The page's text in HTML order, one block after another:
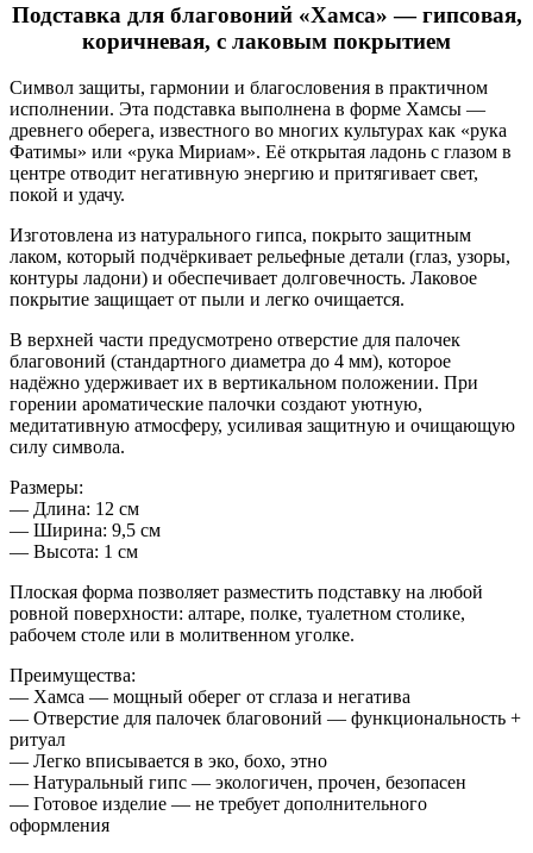
Подставка для благовоний «Хамса» — гипсовая,
коричневая, с лаковым покрытием
Символ защиты, гармонии и благословения в практичном
исполнении. Эта подставка выполнена в форме Хамсы —
древнего оберега, известного во многих культурах как «рука
Фатимы» или «рука Мириам». Её открытая ладонь с глазом в
центре отводит негативную энергию и притягивает свет,
покой и удачу.
Изготовлена из натурального гипса, покрыто защитным
лаком, который подчёркивает рельефные детали (глаз, узоры,
контуры ладони) и обеспечивает долговечность. Лаковое
покрытие защищает от пыли и легко очищается.
В верхней части предусмотрено отверстие для палочек
благовоний (стандартного диаметра до 4 мм), которое
надёжно удерживает их в вертикальном положении. При
горении ароматические палочки создают уютную,
медитативную атмосферу, усиливая защитную и очищающую
силу символа.
Размеры:
— Длина: 12 см
— Ширина: 9,5 см
— Высота: 1 см
Плоская форма позволяет разместить подставку на любой
ровной поверхности: алтаре, полке, туалетном столике,
рабочем столе или в молитвенном уголке.
Преимущества:
— Хамса — мощный оберег от сглаза и негатива
— Отверстие для палочек благовоний — функциональность +
ритуал
— Легко вписывается в эко, бохо, этно
— Натуральный гипс — экологичен, прочен, безопасен
— Готовое изделие — не требует дополнительного
оформления